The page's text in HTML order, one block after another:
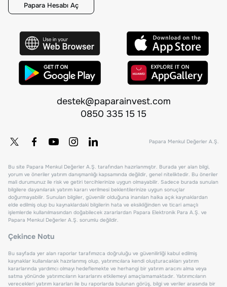
Papara Hesabı Aç
destek@paparainvest.com
0850 335 15 15
Papara Menkul Değerler A.Ş.
Bu site Papara Menkul Değerler A.Ş. tarafından hazırlanmıştır. Burada yer alan bilgi,
yorum ve öneriler yatırım danışmanlığı kapsamında değildir, genel niteliktedir. Bu öneriler
mali durumunuz ile risk ve getiri tercihlerinize uygun olmayabilir. Sadece burada sunulan
bilgilere dayanılarak yatırım kararı verilmesi beklentilerinize uygun sonuçlar
doğurmayabilir. Sunulan bilgiler, güvenilir olduğuna inanılan halka açık kaynaklardan
elde edilmiş olup bu kaynaklardaki bilgilerin hata ve eksikliğinden ve ticari amaçlı
işlemlerde kullanılmasından doğabilecek zararlardan Papara Elektronik Para A.Ş. ve
Papara Menkul Değerler A.Ş. sorumlu değildir.
Çekince Notu
Bu sayfada yer alan raporlar tarafımızca doğruluğu ve güvenilirliği kabul edilmiş
kaynaklar kullanılarak hazırlanmış olup, yatırımcılara kendi oluşturacakları yatırım
kararlarında yardımcı olmayı hedeflemekte ve herhangi bir yatırım aracını alma veya
satma yönünde yatırımcıların kararlarını etkilemeyi amaçlamamaktadır. Yatırımcıların
verecekleri yatırım kararları ile bu raporlarda bulunan görüş, bilgi ve veriler arasında bir